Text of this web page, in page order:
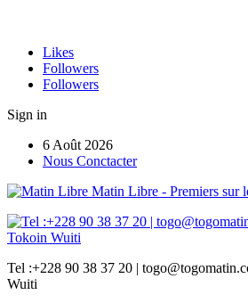
Likes
Followers
Followers
Sign in
6 Août 2026
Nous Conctacter
Matin Libre - Premiers sur
Tel :+228 90 38 37 20 |
Wuiti